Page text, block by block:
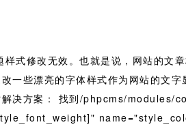
式修改无效。也就是说，网站的文
一些漂亮的字体样式作为网站的文
决方案：
找到/phpcms/modules/